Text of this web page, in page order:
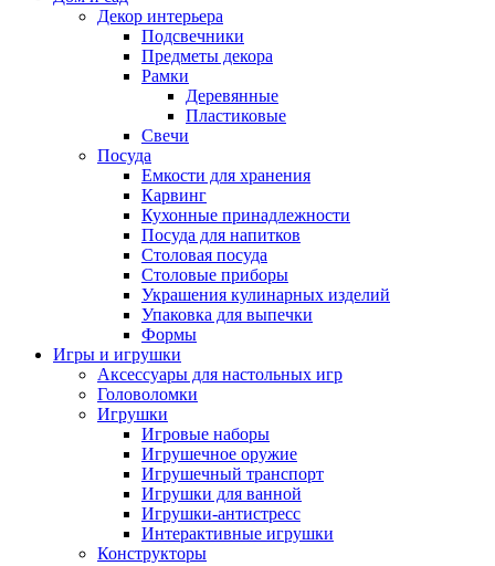
Декор интерьера
Подсвечники
Предметы декора
Рамки
Деревянные
Пластиковые
Свечи
Посуда
Емкости для хранения
Карвинг
Кухонные принадлежности
Посуда для напитков
Столовая посуда
Столовые приборы
Украшения кулинарных изделий
Упаковка для выпечки
Формы
Игры и игрушки
Аксессуары для настольных игр
Головоломки
Игрушки
Игровые наборы
Игрушечное оружие
Игрушечный транспорт
Игрушки для ванной
Игрушки-антистресс
Интерактивные игрушки
Конструкторы